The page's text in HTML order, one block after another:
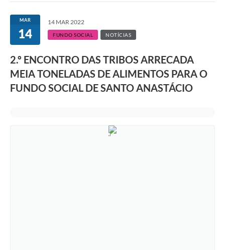
MAR
14
14 MAR 2022
FUNDO SOCIAL NOTÍCIAS
2.º ENCONTRO DAS TRIBOS ARRECADA
MEIA TONELADAS DE ALIMENTOS PARA O
FUNDO SOCIAL DE SANTO ANASTÁCIO